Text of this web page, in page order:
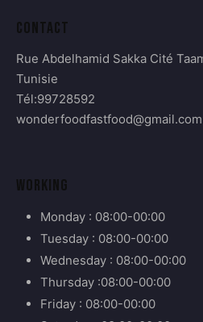
CONTACT
Rue Abdelhamid Sakka Cité
Tunisie
Tél:99728592
wonderfoodfastfood@gmail.com
WORKING
Monday : 08:00-00:00
Tuesday : 08:00-00:00
Wednesday : 08:00-00:00
Thursday :08:00-00:00
Friday : 08:00-00:00